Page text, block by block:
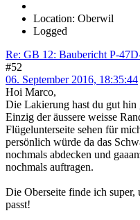
Location: Oberwil
Logged
Re: GB 12: Baubericht P-
#52
06. September 2016, 18:35:44
Hoi Marco,
Die Lakierung hast du gut hin
Einzig der äussere weisse
Flügelunterseite sehen für
persönlich würde da das
nochmals abdecken und
nochmals auftragen.
Die Oberseite finde ich super,
passt!